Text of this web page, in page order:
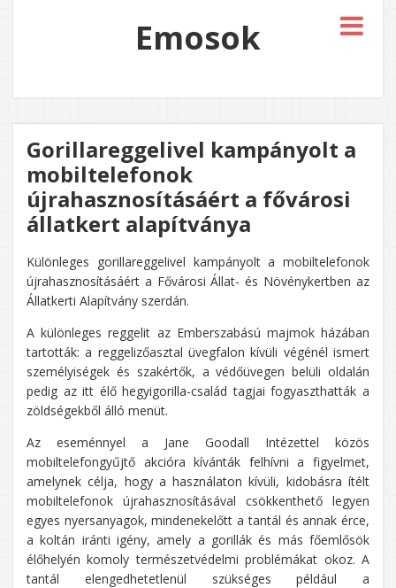
Emosok
Gorillareggelivel kampányolt a
mobiltelefonok
újrahasznosításáért a fővárosi
állatkert alapítványa
Különleges gorillareggelivel kampányolt a mobiltelefonok
újrahasznosításáért a Fővárosi Állat- és Növénykertben az
Állatkerti Alapítvány szerdán.
A különleges reggelit az Emberszabású majmok házában
tartották: a reggelizőasztal üvegfalon kívüli végénél ismert
személyiségek és szakértők, a védőüvegen belüli oldalán
pedig az itt élő hegyigorilla-család tagjai fogyaszthatták a
zöldségekből álló menüt.
Az eseménnyel a Jane Goodall Intézettel közös
mobiltelefongyűjtő akcióra kívánták felhívni a figyelmet,
amelynek célja, hogy a használaton kívüli, kidobásra ítélt
mobiltelefonok újrahasznosításával csökkenthető legyen
egyes nyersanyagok, mindenekelőtt a tantál és annak érce,
a koltán iránti igény, amely a gorillák és más főemlősök
élőhelyén komoly természetvédelmi problémákat okoz. A
tantál elengedhetetlenül szükséges például a